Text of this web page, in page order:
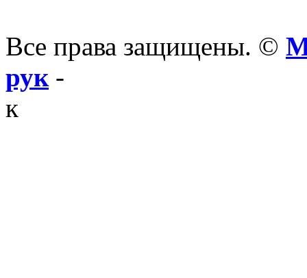
Все права защищены. ©
рук-
к